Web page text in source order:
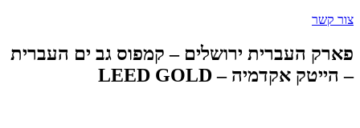
צור קשר
פארק העברית ירושלים – קמפוס גב ים העברית
– הייטק אקדמיה – LEED GOLD